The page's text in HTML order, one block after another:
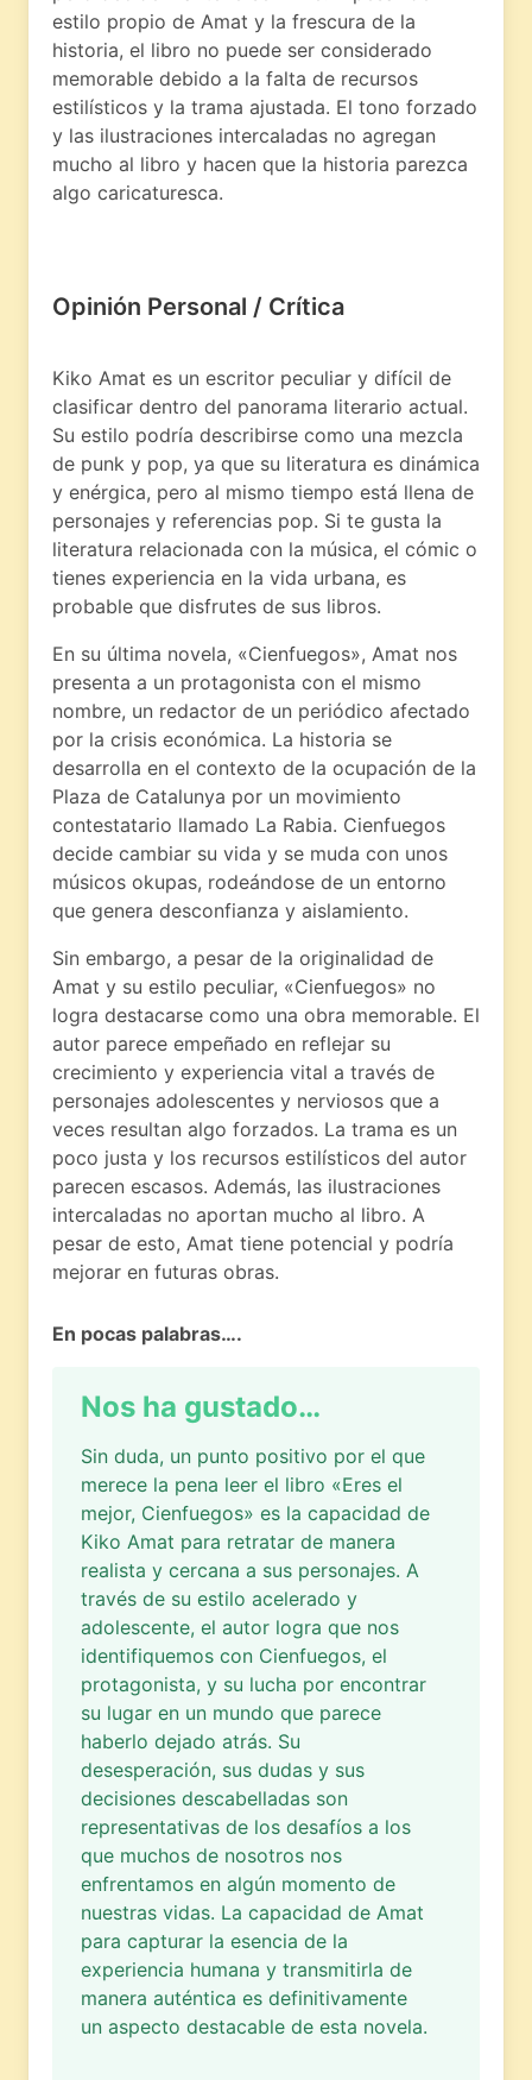
estilo propio de Amat y la frescura de la
historia, el libro no puede ser considerado
memorable debido a la falta de recursos
estilísticos y la trama ajustada. El tono forzado
y las ilustraciones intercaladas no agregan
mucho al libro y hacen que la historia parezca
algo caricaturesca.
Opinión Personal / Crítica
Kiko Amat es un escritor peculiar y difícil de
clasificar dentro del panorama literario actual.
Su estilo podría describirse como una mezcla
de punk y pop, ya que su literatura es dinámica
y enérgica, pero al mismo tiempo está llena de
personajes y referencias pop. Si te gusta la
literatura relacionada con la música, el cómic o
tienes experiencia en la vida urbana, es
probable que disfrutes de sus libros.
En su última novela, «Cienfuegos», Amat nos
presenta a un protagonista con el mismo
nombre, un redactor de un periódico afectado
por la crisis económica. La historia se
desarrolla en el contexto de la ocupación de la
Plaza de Catalunya por un movimiento
contestatario llamado La Rabia. Cienfuegos
decide cambiar su vida y se muda con unos
músicos okupas, rodeándose de un entorno
que genera desconfianza y aislamiento.
Sin embargo, a pesar de la originalidad de
Amat y su estilo peculiar, «Cienfuegos» no
logra destacarse como una obra memorable. El
autor parece empeñado en reflejar su
crecimiento y experiencia vital a través de
personajes adolescentes y nerviosos que a
veces resultan algo forzados. La trama es un
poco justa y los recursos estilísticos del autor
parecen escasos. Además, las ilustraciones
intercaladas no aportan mucho al libro. A
pesar de esto, Amat tiene potencial y podría
mejorar en futuras obras.
En pocas palabras….
Nos ha gustado…
Sin duda, un punto positivo por el que
merece la pena leer el libro «Eres el
mejor, Cienfuegos» es la capacidad de
Kiko Amat para retratar de manera
realista y cercana a sus personajes. A
través de su estilo acelerado y
adolescente, el autor logra que nos
identifiquemos con Cienfuegos, el
protagonista, y su lucha por encontrar
su lugar en un mundo que parece
haberlo dejado atrás. Su
desesperación, sus dudas y sus
decisiones descabelladas son
representativas de los desafíos a los
que muchos de nosotros nos
enfrentamos en algún momento de
nuestras vidas. La capacidad de Amat
para capturar la esencia de la
experiencia humana y transmitirla de
manera auténtica es definitivamente
un aspecto destacable de esta novela.